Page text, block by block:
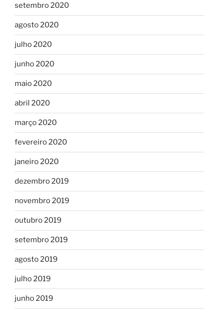
setembro 2020
agosto 2020
julho 2020
junho 2020
maio 2020
abril 2020
março 2020
fevereiro 2020
janeiro 2020
dezembro 2019
novembro 2019
outubro 2019
setembro 2019
agosto 2019
julho 2019
junho 2019